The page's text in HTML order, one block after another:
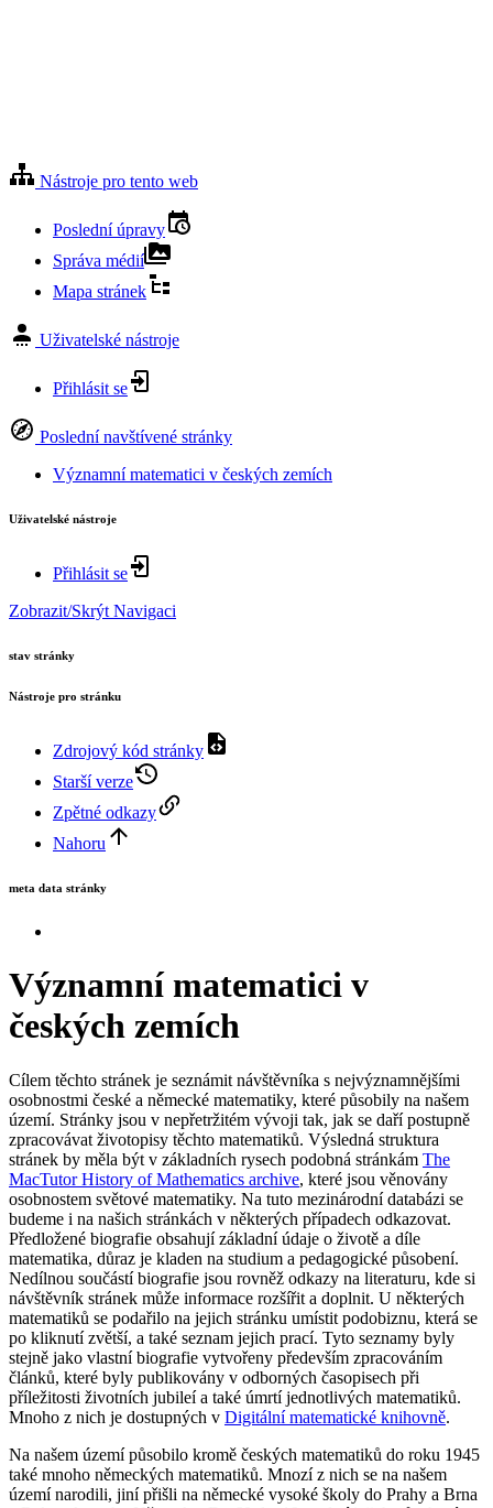
Nástroje pro tento web
Poslední úpravy
Správa médií
Mapa stránek
Uživatelské nástroje
Přihlásit se
Poslední navštívené stránky
Významní matematici v českých zemích
Uživatelské nástroje
Přihlásit se
Zobrazit/Skrýt Navigaci
stav stránky
Nástroje pro stránku
Zdrojový kód stránky
Starší verze
Zpětné odkazy
Nahoru
meta data stránky
Významní matematici v
českých zemích
Cílem těchto stránek je seznámit návštěvníka s nejvýznamnějšími
osobnostmi české a německé matematiky, které působily na našem
území. Stránky jsou v nepřetržitém vývoji tak, jak se daří postupně
zpracovávat životopisy těchto matematiků. Výsledná struktura
stránek by měla být v základních rysech podobná stránkám The
MacTutor History of Mathematics archive, které jsou věnovány
osobnostem světové matematiky. Na tuto mezinárodní databázi se
budeme i na našich stránkách v některých případech odkazovat.
Předložené biografie obsahují základní údaje o životě a díle
matematika, důraz je kladen na studium a pedagogické působení.
Nedílnou součástí biografie jsou rovněž odkazy na literaturu, kde si
návštěvník stránek může informace rozšířit a doplnit. U některých
matematiků se podařilo na jejich stránku umístit podobiznu, která se
po kliknutí zvětší, a také seznam jejich prací. Tyto seznamy byly
stejně jako vlastní biografie vytvořeny především zpracováním
článků, které byly publikovány v odborných časopisech při
příležitosti životních jubileí a také úmrtí jednotlivých matematiků.
Mnoho z nich je dostupných v Digitální matematické knihovně.
Na našem území působilo kromě českých matematiků do roku 1945
také mnoho německých matematiků. Mnozí z nich se na našem
území narodili, jiní přišli na německé vysoké školy do Prahy a Brna